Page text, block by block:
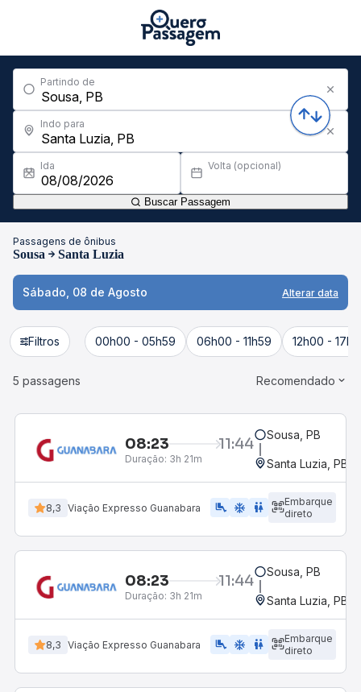
Partindo de
Indo para
Ida Volta (opcional)
Buscar Passagem
Passagens de ônibus
Sousa Santa Luzia
Sábado, 08 de Agosto Alterar data
Filtros 00h00 - 05h59 06h00 - 11h59 12h00 -
5 passagens Recomendado
08:23 11:44
Duração: 3h 21m
Sousa, PB
Santa Luzia, PB
8,3 Viação Expresso Guanabara airline_seat_legroom_extra ac_unit wc
Embarque
direto
08:23 11:44
Duração: 3h 21m
Sousa, PB
Santa Luzia, PB
8,3 Viação Expresso Guanabara airline_seat_legroom_extra ac_unit wc
Embarque
direto